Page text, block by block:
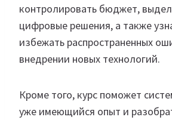
контролировать бюджет,
цифровые решения, а также
избежать распространенных
внедрении новых технологий.
Кроме того, курс поможет
уже имеющийся опыт и